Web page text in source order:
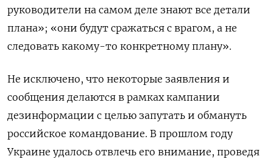
руководители на самом деле знают все детали
плана»; «они будут сражаться с врагом, а не
следовать какому-то конкретному плану».
Не исключено, что некоторые заявления и
сообщения делаются в рамках кампании
дезинформации с целью запутать и обмануть
российское командование. В прошлом году
Украине удалось отвлечь его внимание, проведя